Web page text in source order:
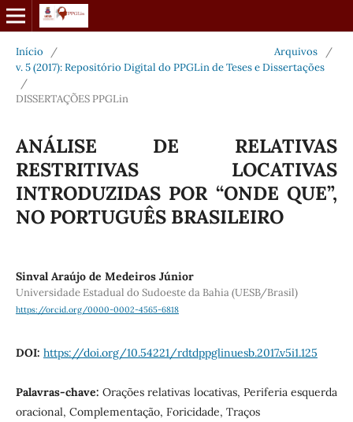
Início / Arquivos
/
v. 5 (2017): Repositório Digital do PPGLin de Teses e Dissertações
/
DISSERTAÇÕES PPGLin
ANÁLISE DE RELATIVAS
RESTRITIVAS LOCATIVAS
INTRODUZIDAS POR “ONDE QUE”,
NO PORTUGUÊS BRASILEIRO
Sinval Araújo de Medeiros Júnior
Universidade Estadual do Sudoeste da Bahia (UESB/Brasil)
https://orcid.org/0000-0002-4565-6818
DOI: https://doi.org/10.54221/rdtdppglinuesb.2017.v5i1.125
Palavras-chave:Orações relativas locativas, Periferia esquerda
oracional, Complementação, Foricidade, Traços